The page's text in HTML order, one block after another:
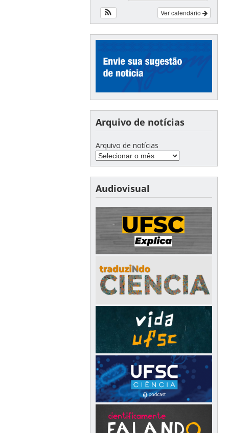
Ver calendário
Arquivo de notícias
Arquivo de notícias
Audiovisual